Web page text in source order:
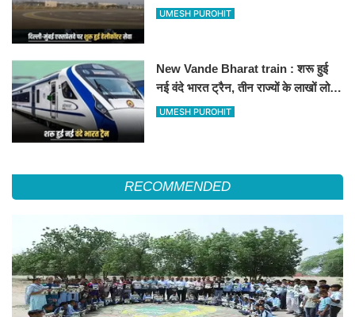
हेलीकॉप्टर सर्विस से तुरंत घायल पहुंचेगा
UMESH PUROHIT
New Vande Bharat train : शरू हुई
नई वंदे भारत ट्रैन, तीन राज्यों के लाखों लोगों
का सफर होगा आसान, देखें पूरा रूटमैप
UMESH PUROHIT
RECOMMENDED